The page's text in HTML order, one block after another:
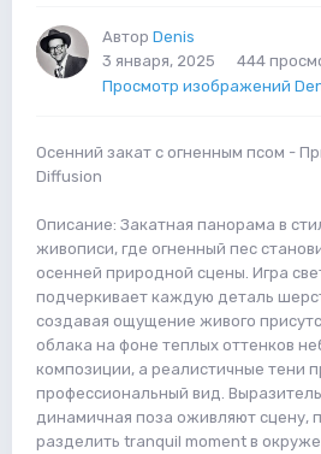
Автор Denis
3 января, 2025
444
Просмотр изображений
Осенний закат с огненным псом -
Diffusion
Описание: Закатная панорама в
живописи, где огненный пес
осенней природной сцены. Игра
подчеркивает каждую деталь
создавая ощущение живого
облака на фоне теплых оттенков
композиции, а реалистичные тени
профессиональный вид.
динамичная поза оживляют сцену,
разделить tranquil moment в